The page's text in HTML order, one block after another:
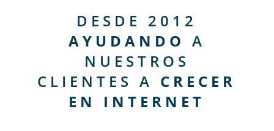
DESDE 2012
AYUDANDO A
NUESTROS
CLIENTES A CRECER
EN INTERNET